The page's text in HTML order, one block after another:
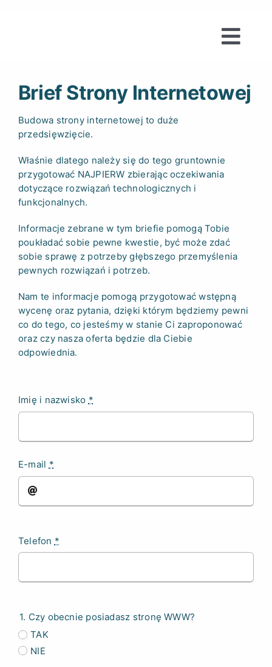
Reklamy
Partnerzy
Bezpłatna konsultacja
Brief Strony Internetowej
Budowa strony internetowej to duże
przedsięwzięcie.
Właśnie dlatego należy się do tego gruntownie
przygotować NAJPIERW zbierając oczekiwania
dotyczące rozwiązań technologicznych i
funkcjonalnych.
Informacje zebrane w tym briefie pomogą Tobie
poukładać sobie pewne kwestie, być może zdać
sobie sprawę z potrzeby głębszego przemyślenia
pewnych rozwiązań i potrzeb.
Nam te informacje pomogą przygotować wstępną
wycenę oraz pytania, dzięki którym będziemy pewni
co do tego, co jesteśmy w stanie Ci zaproponować
oraz czy nasza oferta będzie dla Ciebie
odpowiednia.
Imię i nazwisko *
E-mail *
Telefon *
1. Czy obecnie posiadasz stronę WWW?
TAK
NIE